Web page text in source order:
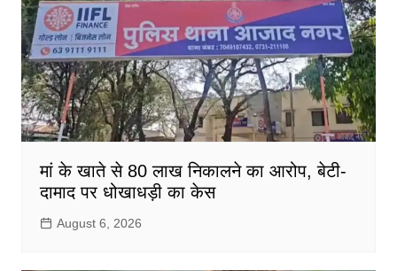
मां के खाते से 80 लाख निकालने का आरोप, बेटी-
दामाद पर धोखाधड़ी का केस
August 6, 2026